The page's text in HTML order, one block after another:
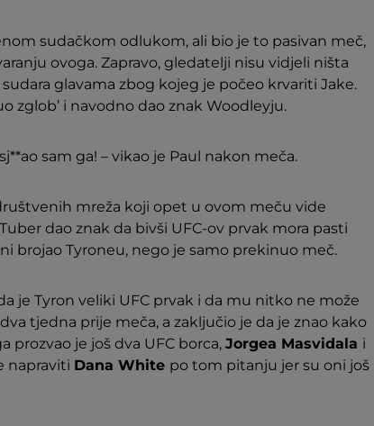
sudačkom odlukom, ali bio je to pasivan meč,
ovoga. Zapravo, gledatelji nisu vidjeli ništa
glavama zbog kojeg je počeo krvariti Jake.
zglob’ i navodno dao znak Woodleyju.
sam ga! – vikao je Paul nakon meča.
mreža koji opet u ovom meču vide
dao znak da bivši UFC-ov prvak mora pasti
brojao Tyroneu, nego je samo prekinuo meč.
je Tyron veliki UFC prvak i da mu nitko ne može
tjedna prije meča, a zaključio je da je znao kako
prozvao je još dva UFC borca, Jorgea Masvidala i
napraviti Dana White po tom pitanju jer su oni još